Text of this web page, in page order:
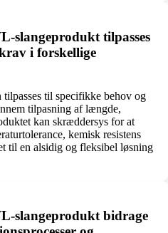
slangeprodukt tilpasses
i forskellige
til specifikke behov og
tilpasning af længde,
kan skræddersys for at
kemisk resistens
til en alsidig og fleksibel løsning
slangeprodukt bidrage